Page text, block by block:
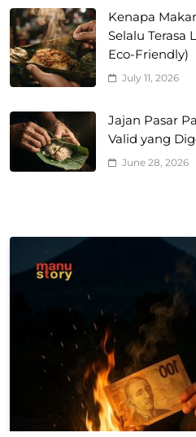
Kenapa
Selalu Terasa
Eco-Friendly)
July 11, 2026
Jajan Pasar
Valid yang
June 28, 2026